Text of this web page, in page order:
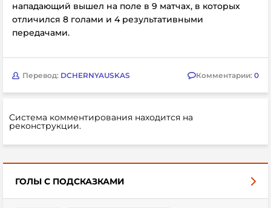
нападающий вышел на поле в 9 матчах, в которых
отличился 8 голами и 4 результативными
передачами.
Перевод: DCHERNYAUSKAS Комментарии: 0
Система комментирования находится на
реконструкции.
ГОЛЫ С ПОДСКАЗКАМИ